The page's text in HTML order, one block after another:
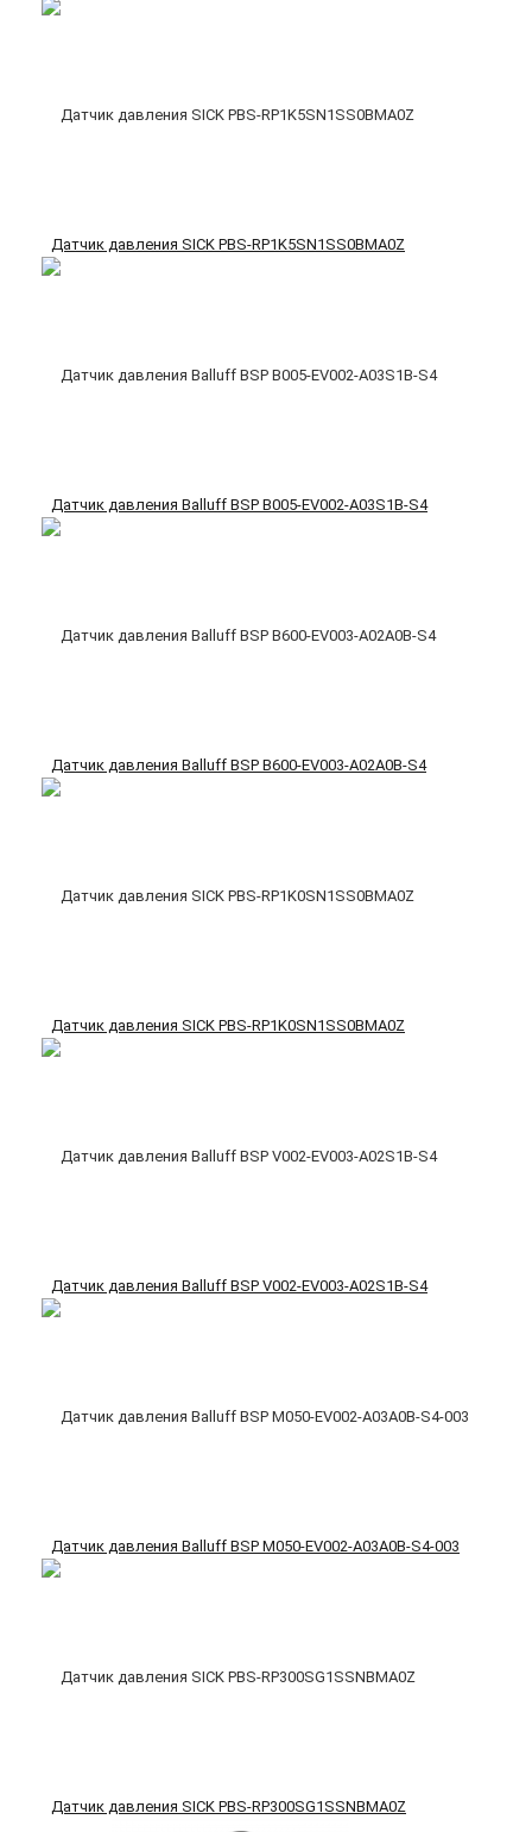
Датчик давления SICK PBS-RP1K5SN1SS0BMA0Z
Датчик давления Balluff BSP B005-EV002-A03S1B-S4
Датчик давления Balluff BSP B600-EV003-A02A0B-S4
Датчик давления SICK PBS-RP1K0SN1SS0BMA0Z
Датчик давления Balluff BSP V002-EV003-A02S1B-S4
Датчик давления Balluff BSP M050-EV002-A03A0B-S4-003
Датчик давления SICK PBS-RP300SG1SSNBMA0Z